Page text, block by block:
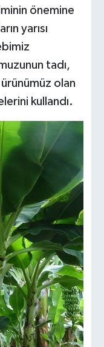
önemine
yarısı
tadı,
olan
kullandı.